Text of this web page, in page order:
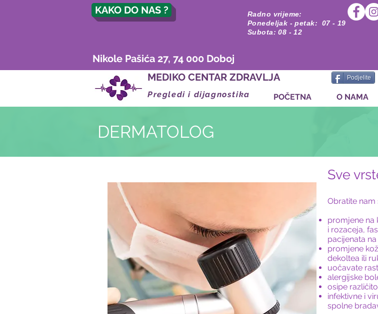
KAKO DO NAS ?
Radno vrijeme:
Ponedeljak - petak: 07 - 19
Subota: 08 - 12
Nikole Pašića 27, 74 000 Doboj
MEDIKO CENTAR ZDRAVLJA
Podjelite
Pregledi i dijagnostika POČETNA O NAMA
DERMATOLOG
Sve
Obratite nam
promjene na
i rozaceja,
pacijenata
promjene
dekoltea ili
uočavate
alergijske
osipe
infektivne i
spolne